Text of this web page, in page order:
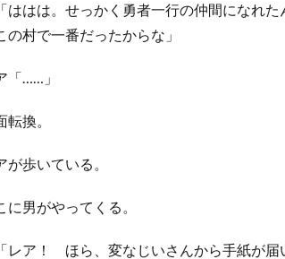
ははは。せっかく勇者一行の仲間になれ
の村で一番だったからな」
「……」
転換。
が歩いている。
に男がやってくる。
レア！ ほら、変なじいさんから手紙が届